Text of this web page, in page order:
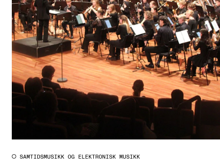
SAMTIDSMUSIKK OG ELEKTRONISK MUSIKK